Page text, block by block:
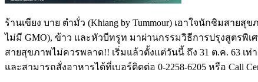
ร้านเขียง บาย ตำมั่ว (Khiang by Tummour) เอาใจนักชิมสาย
ไม่มี GMO), ข้าว และหัวบีทรูท มาผ่านกรรมวิธีการปรุงสูตรพิเ
สายสุขภาพไม่ควรพลาด!! เริ่มแล้วตั้งแต่วันนี้ ถึง 31 ต.ค. 63 เท่
และสามารถสั่งอาหารได้ที่เบอร์ติดต่อ 0-2258-6205 หรือ Call